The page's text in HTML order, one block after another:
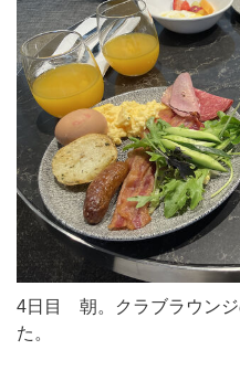
4日目 朝。クラブラウンジ
た。